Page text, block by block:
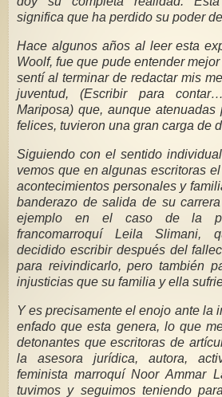
significa que ha perdido su poder
Hace algunos años al leer esta
Woolf, fue que pude entender
sentí al terminar de redactar mis
juventud, (Escribir para
Mariposa) que, aunque atenuadas
felices, tuvieron una gran carga de
Siguiendo con el sentido
vemos que en algunas escritoras
acontecimientos personales y
banderazo de salida de su
ejemplo en el caso de la
francomarroquí Leila Slimani,
decidido escribir después del
para reivindicarlo, pero también
injusticias que su familia y ella
Y es precisamente el enojo ante
enfado que esta genera, lo que
detonantes que escritoras de
la asesora jurídica, autora,
feminista marroquí Noor Ammar
tuvimos y seguimos teniendo